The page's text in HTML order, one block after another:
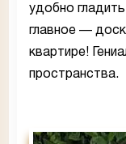
удобно
главное —
квартире!
пространства.